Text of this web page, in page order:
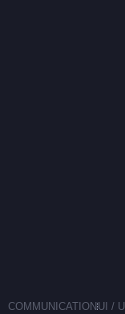
COMMUNICATION UI /